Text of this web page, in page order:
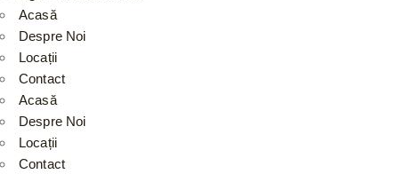
Acasă
Despre Noi
Locații
Contact
Acasă
Despre Noi
Locații
Contact